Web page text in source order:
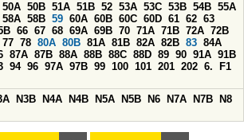
50A 50B 51A 51B 52 53A 53C 53B 54B 55A
58A 58B 59 60A 60B 60C 60D 61 62 63
66 67 68 69A 69B 70 71A 71B 72A 72B
77 78 80A 80B 81A 81B 82A 82B 83 84A
87A 87B 88A 88B 88C 88D 89 90 91A 91B
94 96 97A 97B 99 100 101 201 202 6.
F1
N3B N4A N4B N5A N5B N6 N7A N7B
N8